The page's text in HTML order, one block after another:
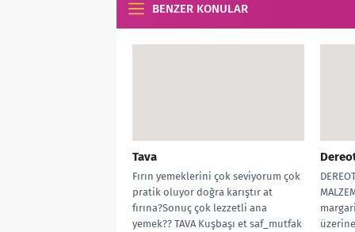
BENZER KONULAR
Tava
Fırın yemeklerini çok seviyorum çok
pratik oluyor doğra karıştır at
fırına?Sonuç çok lezzetli ana
yemek?? TAVA Kuşbaşı et saf_mutfak